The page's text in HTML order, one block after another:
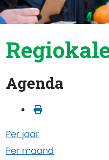
Agenda
Per jaar
Per maand